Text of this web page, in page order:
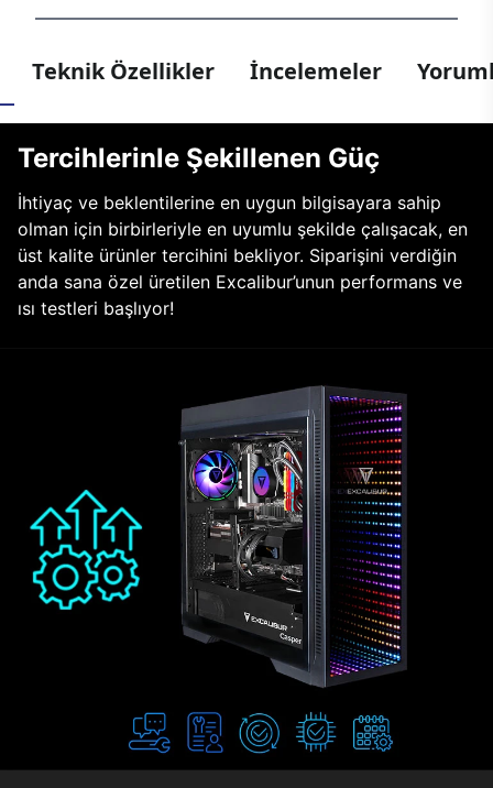
Teknik Özellikler İncelemeler
Tercihlerinle Şekillenen Güç
İhtiyaç ve beklentilerine en uygun bilgisayara sahip
olman için birbirleriyle en uyumlu şekilde çalışacak, en
üst kalite ürünler tercihini bekliyor. Siparişini verdiğin
anda sana özel üretilen Excalibur’unun performans ve
ısı testleri başlıyor!